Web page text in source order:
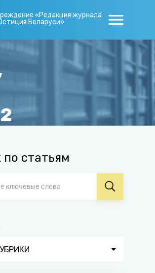
«Редакция журнала
Беларуси»
по статьям